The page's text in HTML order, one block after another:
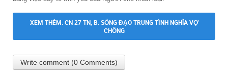
XEM THÊM: CN 27 TN, B: SỐNG ĐẠO TRUNG TÌNH NGHĨA VỢ
CHỒNG
Write comment (0 Comments)